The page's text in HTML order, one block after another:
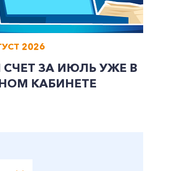
2026
ЗА ИЮЛЬ УЖЕ В
КАБИНЕТЕ